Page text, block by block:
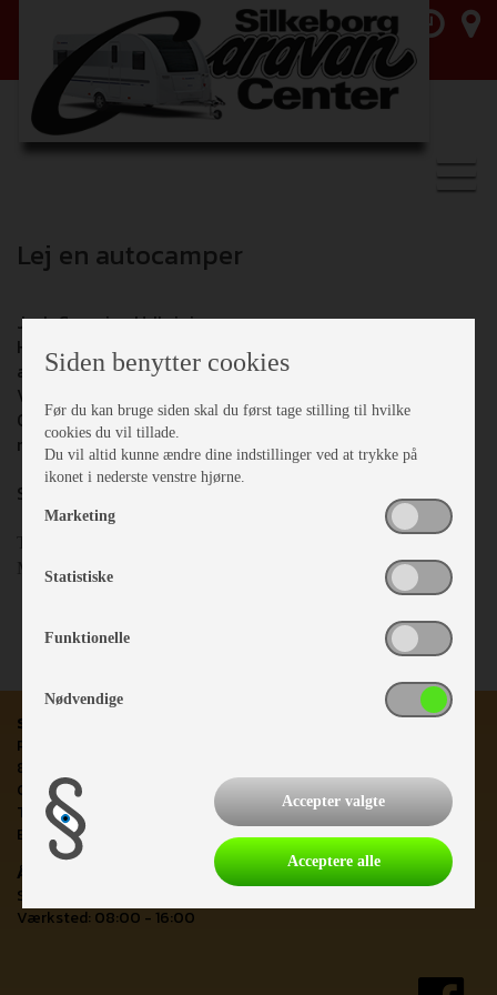
Lej en autocamper
Jysk Camping Udlejning
Her har du mulighed for for at leje et bredt udvalg af
autocampere - Her kan du vælge imellem 3 Hobby
Vantana kassebiler med automatgear, Hobby Optima
Ontour med Queenseng og en Hobby Optima De Luxe
med enkeltsenge og automatgear fra os.
Se udvalget her:
https://jyskcampingudlejning.dk/
Tlf: +45 25 64 33 33
Mail :
info@jyskcampingudlejning.dk
Silkeborg Caravan Center
Priorsvej 9 - 11
8600 Silkeborg
CVR-nr: 36 46 51 74
Telefon: 86 81 42 11
E-mail:scc@silkeborgcaravan.dk
Åbningstider i dag
Salgsafdelingen: 10:00 - 17:00
Værksted: 08:00 - 16:00
Siden benytter cookies
Før du kan bruge siden skal du først tage stilling til hvilke
cookies du vil tillade.
Du vil altid kunne ændre dine indstillinger ved at trykke på
ikonet i nederste venstre hjørne.
Marketing
Statistiske
Funktionelle
Nødvendige
Accepter valgte
Acceptere alle